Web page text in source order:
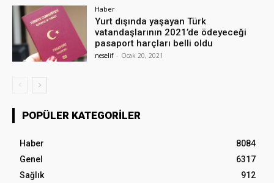
Haber
Yurt dışında yaşayan Türk
vatandaşlarının 2021’de ödeyeceği
pasaport harçları belli oldu
neselif - Ocak 20, 2021
POPÜLER KATEGORILER
Haber
8084
Genel
6317
Sağlık
912